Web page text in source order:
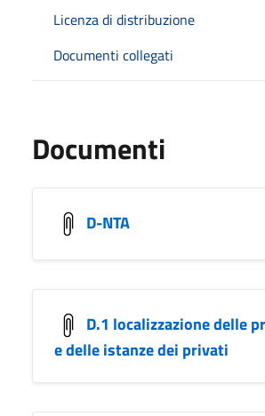
Licenza di distribuzione
Documenti collegati
Documenti
D-NTA
D.1 localizzazione delle
e delle istanze dei privati